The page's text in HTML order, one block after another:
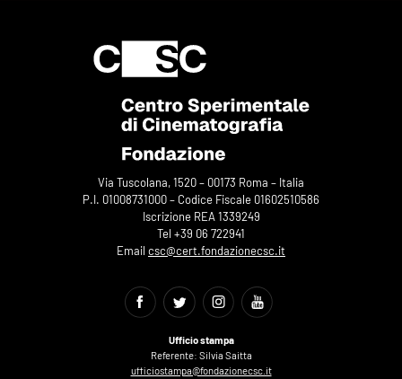
Via Tuscolana, 1520 – 00173 Roma – Italia
P.I. 01008731000 – Codice Fiscale 01602510586
Iscrizione REA 1339249
Tel +39 06 722941
Email csc@cert.fondazionecsc.it
Ufficio stampa
Referente: Silvia Saitta
ufficiostampa@fondazionecsc.it